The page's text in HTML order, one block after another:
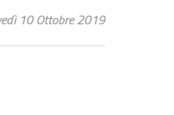
10 Ottobre 2019